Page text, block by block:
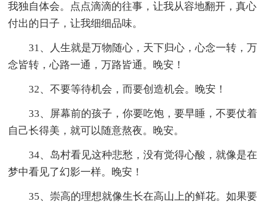
我独自体会。点点滴滴的往事，让我从容地翻开，真心
付出的日子，让我细细品味。
31、人生就是万物随心，天下归心，心念一转，万
念皆转，心路一通，万路皆通。晚安！
32、不要等待机会，而要创造机会。晚安！
33、屏幕前的孩子，你要吃饱，要早睡，不要仗着
自己长得美，就可以随意熬夜。晚安。
34、岛村看见这种悲愁，没有觉得心酸，就像是在
梦中看见了幻影一样。晚安！
35、崇高的理想就像生长在高山上的鲜花。如果要